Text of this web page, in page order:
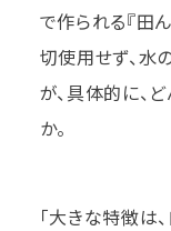
で作られる『田
切使用せず、水
が、具体的に、
か。
「大きな特徴は